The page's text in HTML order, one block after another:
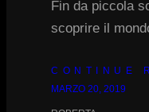
Fin da piccola
scoprire il
CONTINUE
MARZO 20, 2019